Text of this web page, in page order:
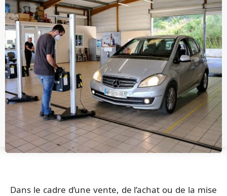
Dans le cadre d’une vente, de l’achat ou de la mise